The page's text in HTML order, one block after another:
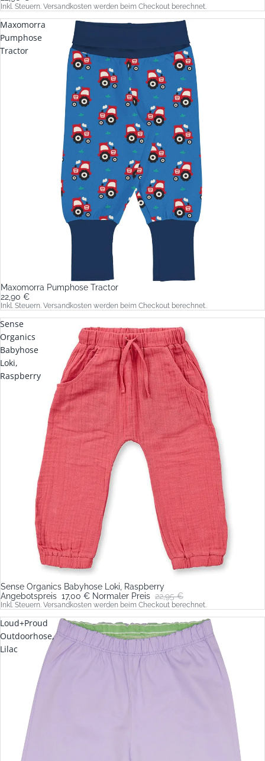
Inkl. Steuern. Versandkosten werden beim Checkout berechnet.
Maxomorra
Pumphose
Tractor
Maxomorra Pumphose Tractor
22,90 €
Inkl. Steuern. Versandkosten werden beim Checkout berechnet.
Sense
Organics
Babyhose
Loki,
Raspberry
Sale
Sense Organics Babyhose Loki, Raspberry
Angebotspreis 17,00 € Normaler Preis 22,95 €
Inkl. Steuern. Versandkosten werden beim Checkout berechnet.
Loud+Proud
Outdoorhose,
Lilac